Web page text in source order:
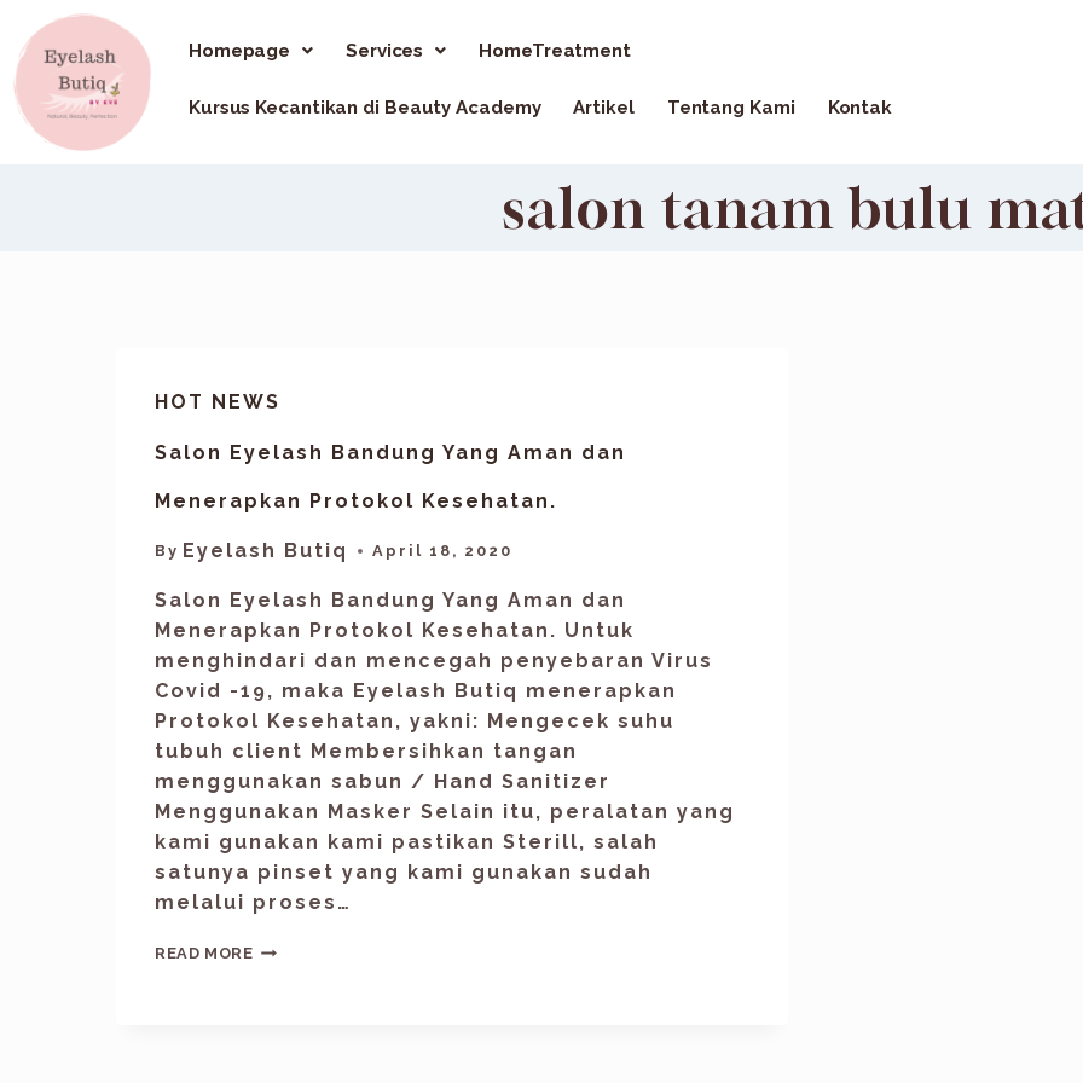
Homepage Services HomeTreatment
Kursus Kecantikan di Beauty Academy Artikel Tentang Kami Kontak
salon tanam bulu
HOT NEWS
Salon Eyelash Bandung Yang Aman dan
Menerapkan Protokol Kesehatan.
By Eyelash Butiq April 18, 2020
Salon Eyelash Bandung Yang Aman dan
Menerapkan Protokol Kesehatan. Untuk
menghindari dan mencegah penyebaran Virus
Covid -19, maka Eyelash Butiq menerapkan
Protokol Kesehatan, yakni: Mengecek suhu
tubuh client Membersihkan tangan
menggunakan sabun / Hand Sanitizer
Menggunakan Masker Selain itu, peralatan yang
kami gunakan kami pastikan Sterill, salah
satunya pinset yang kami gunakan sudah
melalui proses…
READ MORE